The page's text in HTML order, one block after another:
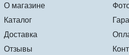
О магазине
Каталог
Доставка
Отзывы